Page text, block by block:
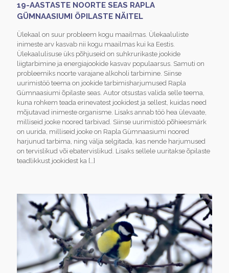
19-AASTASTE NOORTE SEAS RAPLA
GÜMNAASIUMI ÕPILASTE NÄITEL
Ülekaal on suur probleem kogu maailmas. Ülekaaluliste
inimeste arv kasvab nii kogu maailmas kui ka Eestis.
Ülekaalulisuse üks põhjuseid on suhkrurikaste jookide
liigtarbimine ja energiajookide kasvav populaarsus. Samuti on
probleemiks noorte varajane alkoholi tarbimine. Siinse
uurimistöö teema on jookide tarbimisharjumused Rapla
Gümnaasiumi õpilaste seas. Autor otsustas valida selle teema,
kuna rohkem teada erinevatest jookidest ja sellest, kuidas need
mõjutavad inimeste organisme. Lisaks annab töö hea ülevaate,
milliseid jooke noored tarbivad. Siinse uurimistöö põhieesmärk
on uurida, milliseid jooke on Rapla Gümnaasiumi noored
harjunud tarbima, ning välja selgitada, kas nende harjumused
on tervislikud või ebatervislikud. Lisaks sellele uuritakse õpilaste
teadlikkust jookidest ka […]